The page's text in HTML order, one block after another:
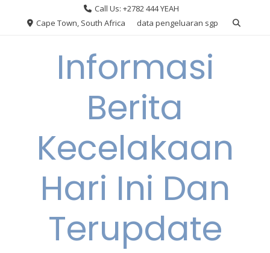
Call Us: +2782 444 YEAH
Cape Town, South Africa
data pengeluaran sgp
Informasi
Berita
Kecelakaan
Hari Ini Dan
Terupdate